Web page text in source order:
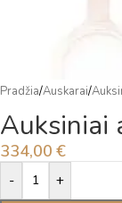
Pradžia/Auskarai/
Auksiniai
334,00 €
- +
Alternative: